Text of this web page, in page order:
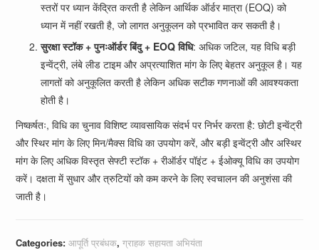
स्तरों पर ध्यान केंद्रित करती है लेकिन आर्थिक ऑर्डर मात्रा (EOQ) को
ध्यान में नहीं रखती है, जो लागत अनुकूलन को प्रभावित कर सकती है।
सुरक्षा स्टॉक + पुनःऑर्डर बिंदु + EOQ विधि: अधिक जटिल, यह विधि बड़ी
इन्वेंट्री, लंबे लीड टाइम और अप्रत्याशित मांग के लिए बेहतर अनुकूल है। यह
लागतों को अनुकूलित करती है लेकिन अधिक सटीक गणनाओं की आवश्यकता
होती है।
निष्कर्षतः, विधि का चुनाव विशिष्ट व्यावसायिक संदर्भ पर निर्भर करता है: छोटी इन्वेंट्री
और स्थिर मांग के लिए मिन/मैक्स विधि का उपयोग करें, और बड़ी इन्वेंट्री और अस्थिर
मांग के लिए अधिक विस्तृत सेफ्टी स्टॉक + रीऑर्डर पॉइंट + ईओक्यू विधि का उपयोग
करें। दक्षता में सुधार और त्रुटियों को कम करने के लिए स्वचालन की अनुशंसा की
जाती है।
Categories:आपूर्ति प्रबंधक,ग्राहक सहायता अभियंता